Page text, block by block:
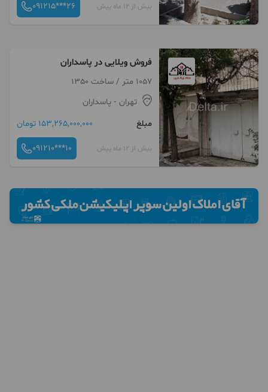
بیش از 12 ماه پیش 091215***26
فروش ویلایی در پاسداران
1057 متر / ساخت 1350
تهران - پاسداران
مبلغ
153,265,000,000 تومان
بیش از 12 ماه پیش 091210***10